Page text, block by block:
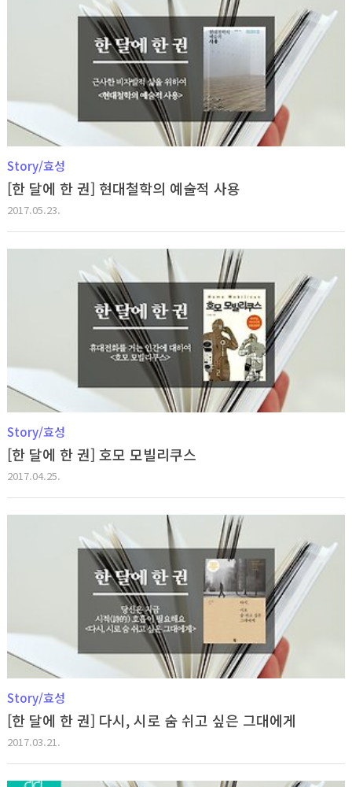
Story/효성
[한 달에 한 권] 현대철학의 예술적 사용
2017.05.23.
Story/효성
[한 달에 한 권] 호모 모빌리쿠스
2017.04.25.
Story/효성
[한 달에 한 권] 다시, 시로 숨 쉬고 싶은 그대에게
2017.03.21.